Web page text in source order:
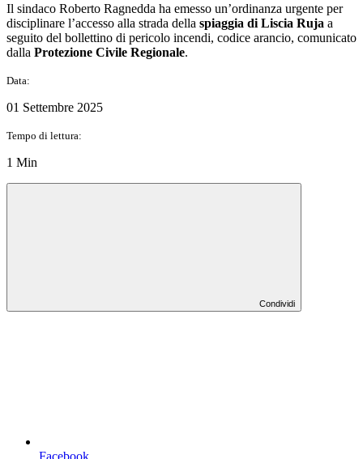
Il sindaco Roberto Ragnedda ha emesso un’ordinanza urgente per
disciplinare l’accesso alla strada della spiaggia di Liscia Ruja a
seguito del bollettino di pericolo incendi, codice arancio, comunicato
dalla Protezione Civile Regionale.
Data:
01 Settembre 2025
Tempo di lettura:
1 Min
Condividi
Facebook